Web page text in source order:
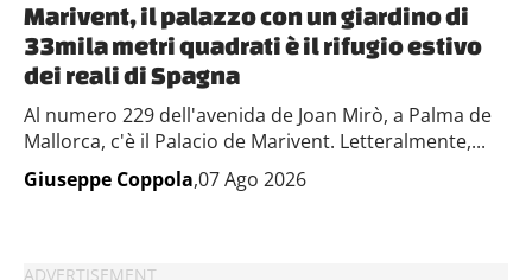
Marivent, il palazzo con un giardino di
33mila metri quadrati è il rifugio estivo
dei reali di Spagna
Al numero 229 dell'avenida de Joan Mirò, a Palma de
Mallorca, c'è il Palacio de Marivent. Letteralmente,...
Giuseppe Coppola,07 Ago 2026